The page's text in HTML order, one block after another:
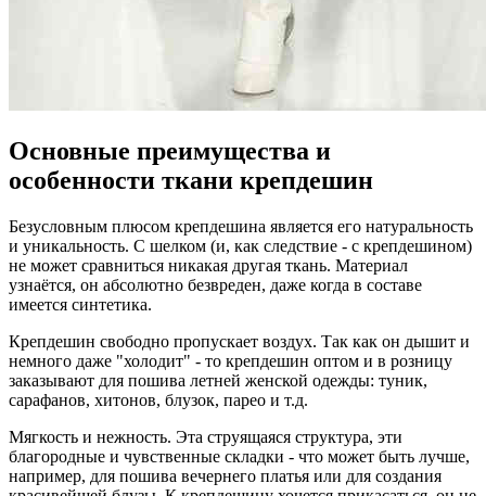
Основные преимущества и
особенности ткани крепдешин
Безусловным плюсом крепдешина является его натуральность
и уникальность. С шелком (и, как следствие - с крепдешином)
не может сравниться никакая другая ткань. Материал
узнаётся, он абсолютно безвреден, даже когда в составе
имеется синтетика.
Крепдешин свободно пропускает воздух. Так как он дышит и
немного даже "холодит" - то крепдешин оптом и в розницу
заказывают для пошива летней женской одежды: туник,
сарафанов, хитонов, блузок, парео и т.д.
Мягкость и нежность. Эта струящаяся структура, эти
благородные и чувственные складки - что может быть лучше,
например, для пошива вечернего платья или для создания